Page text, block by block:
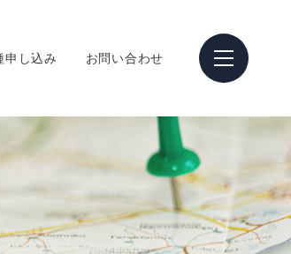
申し込み お問い合わせ